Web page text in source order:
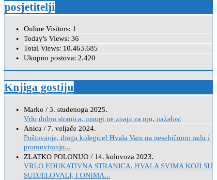
posjetitelji
Online Visitors: 1
Today's Views: 36
Total Views: 10.463.685
Ukupno postova: 2.420
Knjiga gostiju
Marko / 3. studenoga 2025.
Vrlo dobra stranica, mnogi ne znaju za nju, nažalost
Anica / 7. veljače 2024.
Poštovanje, draga kolegice! Hvala Vam na nesebičnom radu i
promoviranju...
ZLATKO POLONIJO / 14. kolovoza 2023.
VRLO EDUKATIVNA STRANICA, HVALA SVIMA KOJI SU
SUDJELOVALI, I ONIMA...